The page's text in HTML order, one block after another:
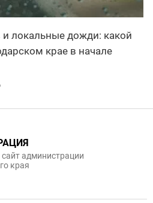
локальные дожди: какой
крае в начале
администрации
края